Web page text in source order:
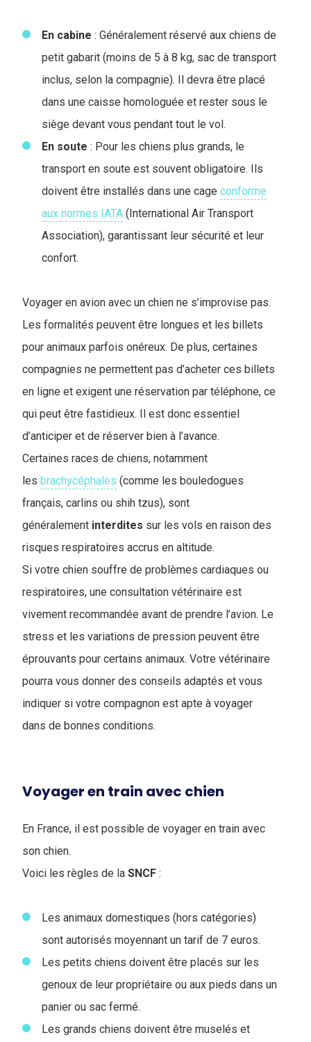
En cabine : Généralement réservé aux chiens de
petit gabarit (moins de 5 à 8 kg, sac de transport
inclus, selon la compagnie). Il devra être placé
dans une caisse homologuée et rester sous le
siège devant vous pendant tout le vol.
En soute : Pour les chiens plus grands, le
transport en soute est souvent obligatoire. Ils
doivent être installés dans une cage conforme
aux normes IATA (International Air Transport
Association), garantissant leur sécurité et leur
confort.
Voyager en avion avec un chien ne s’improvise pas.
Les formalités peuvent être longues et les billets
pour animaux parfois onéreux. De plus, certaines
compagnies ne permettent pas d’acheter ces billets
en ligne et exigent une réservation par téléphone, ce
qui peut être fastidieux. Il est donc essentiel
d’anticiper et de réserver bien à l’avance.
Certaines races de chiens, notamment
les brachycéphales (comme les bouledogues
français, carlins ou shih tzus), sont
généralement interdites sur les vols en raison des
risques respiratoires accrus en altitude.
Si votre chien souffre de problèmes cardiaques ou
respiratoires, une consultation vétérinaire est
vivement recommandée avant de prendre l’avion. Le
stress et les variations de pression peuvent être
éprouvants pour certains animaux. Votre vétérinaire
pourra vous donner des conseils adaptés et vous
indiquer si votre compagnon est apte à voyager
dans de bonnes conditions.
Voyager en train avec chien
En France, il est possible de voyager en train avec
son chien.
Voici les règles de la SNCF :
Les animaux domestiques (hors catégories)
sont autorisés moyennant un tarif de 7 euros.
Les petits chiens doivent être placés sur les
genoux de leur propriétaire ou aux pieds dans un
panier ou sac fermé.
Les grands chiens doivent être muselés et